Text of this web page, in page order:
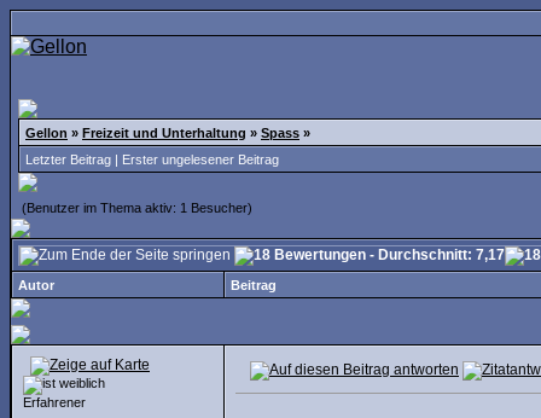
Gellon » Freizeit und Unterhaltung » Spass »
Letzter Beitrag | Erster ungelesener Beitrag
(Benutzer im Thema aktiv: 1 Besucher)
Autor Beitrag
Erfahrener